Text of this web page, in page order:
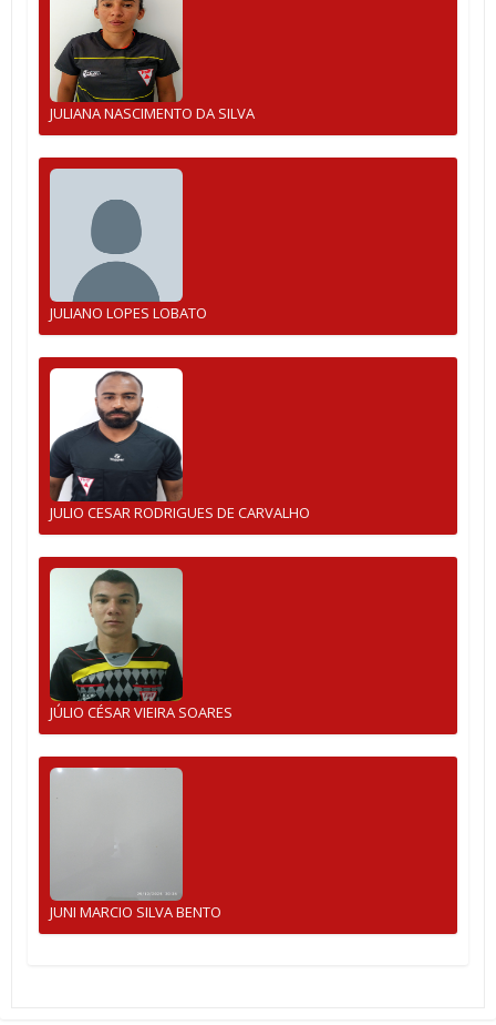
JULIANA NASCIMENTO DA SILVA
JULIANO LOPES LOBATO
JULIO CESAR RODRIGUES DE CARVALHO
JÚLIO CÉSAR VIEIRA SOARES
JUNI MARCIO SILVA BENTO